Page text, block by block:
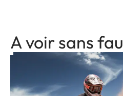
A voir sans